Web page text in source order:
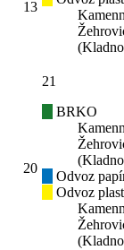
13
20
21
BRKO
Odvoz
Odvoz